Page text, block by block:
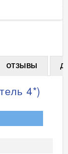
ОТЗЫВЫ
4*)